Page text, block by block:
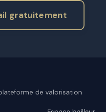
gratuitement
de valorisation